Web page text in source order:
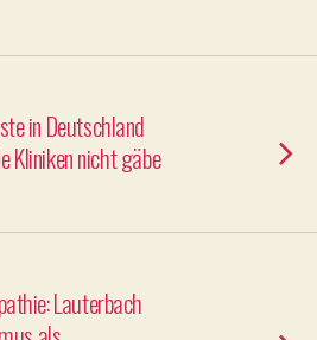
in Deutschland
Kliniken nicht gäbe
Lauterbach